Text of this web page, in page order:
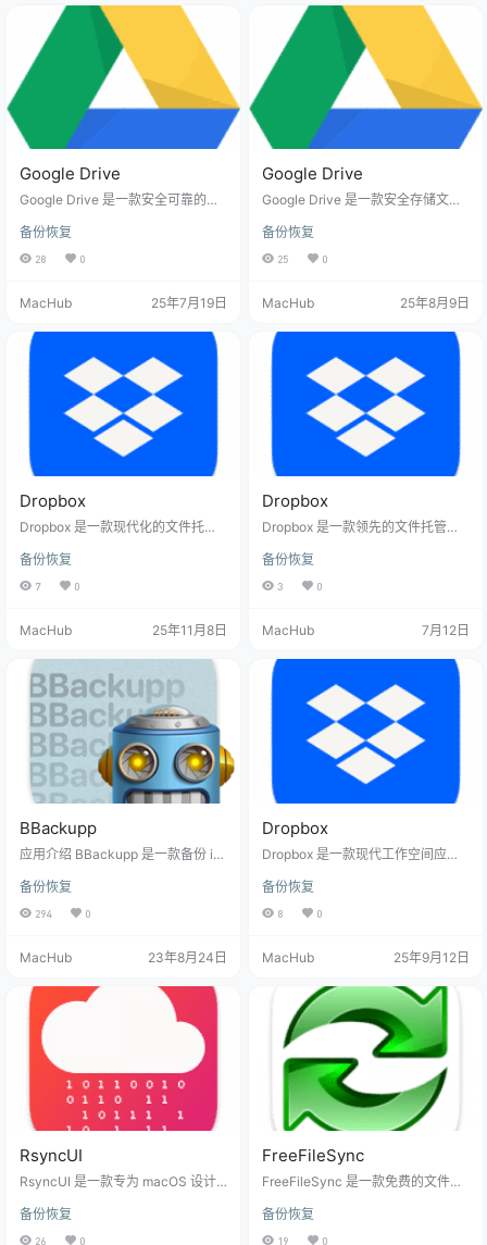
琐。Box Sync 的核心体验是“便捷
与安心”。它提供 10GB 免费空间，
支持文件夹组织、文件链接分享、
实时更新提醒…
效的生产力平台。通过自动备份、
离线访问、便捷分享和智能扫描等
功能，Dropbox 让文件管理变得前
所未有的简单和安全，帮助您专注
于真正重要的工作。功能特…
Google Drive
Google Drive 是一款安全可靠的云
所有文件。无论是工作文档、珍贵
照片还是重要备份，都能在不同设
您可以轻松管理文件、共享协作，
有文件都经过加密保护，确保您的
数据安全无忧。 功能特点 简洁易用
的界面 直观的文件管理界面，支持
拖放操作 快速访问常用文件和最近
编辑内…
备份恢复
28 0
MacHub 25年7月19日
Google Drive
Google Drive 是一款安全存储文件
务。它让您轻松同步电脑中的文件
夹到云端，或备份照片至 Google 相
您能在浏览器、移动设备、平板和
访问 通过浏览器、移动应用或桌面
客户端随时访问文件 原生适配 mac
OS 的简洁界面，与 Finder 深度整
合 智能同步…
备份恢复
25 0
MacHub 25年8月9日
Dropbox
Dropbox 是一款现代化的文件托管
人云解决方案。它让您能够从任何
地方访问、管理和共享所有文件，
保您的文件始终可用，同时提供强
具，让文件管理变得前所未有的简
单。功能特点智能备份Dropbox for
Mac 应用自动备份相机胶卷中的所
有照片和视频无论在线还是离线，
都能访…
备份恢复
7 0
MacHub 25年11月8日
Dropbox
Dropbox 是一款领先的文件托管服
件同步和个人云体验。它不仅仅是
一个存储工具，更是一个现代化的
精心设计的 Mac 原生客户端，Drop
体。无论是自动备份照片、轻松共
享大型文件，还是将纸质文档扫描
为 PDF，它都能以优雅的方式满足
你的日常需求，让文件管理变得前
所未有的简…
备份恢复
3 0
MacHub 7月12日
BBackupp
应用介绍 BBackupp 是一款备份 iO
份。通过沙盒化的单一二进制文
件，提供自动化支持，为您的所有
（可能）设备：您可以使用 BBacku
S 设备进行备份。 备份加密：BBac
kupp 支持备份加密，确保您的数据
得到保护。 备份压…
备份恢复
294 0
MacHub 23年8月24日
Dropbox
Dropbox 是一款现代工作空间应
和分享所有文件。它提供云存储、
文件同步和个人云服务，为您打造
享，Dropbox 都能以简洁直观的方
注于真正重要的工作内容。功能特
点智能备份与同步Dropbox for Mac
自动备份相机胶卷中的所有照片和
视频，确保珍贵记忆永不丢失无论
在线或离…
备份恢复
8 0
MacHub 25年9月12日
RsyncUI
RsyncUI 是一款专为 macOS 设计
的 rsync 命令行工具封装在优雅直
观的图形界面中，让文件备份和同
备份恢复
26 0
FreeFileSync
FreeFileSync 是一款免费的文件备
s、Linux 和 macOS 上高效比较和
同步文件与文件夹。它通过直观的
备份恢复
19 0